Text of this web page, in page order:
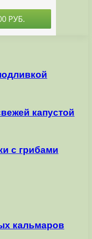
капустой
с грибами
кальмаров